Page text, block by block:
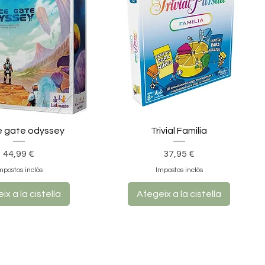
gate odyssey
Preu
44,99 €
inclòs
a la cistella
Trivial Familia
Preu
37,95 €
Impostos inclòs
Afegeix a la cistella